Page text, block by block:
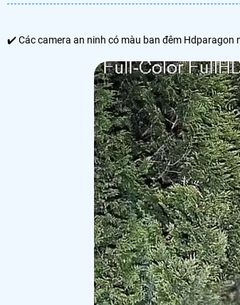
✔️ Các camera an ninh có màu ban đêm Hdparagon